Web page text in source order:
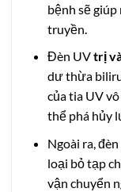
bệnh sẽ
truyền.
Đèn UVtrị
dư thừa
của tia UV
thể phá hủy
Ngoài ra,
loại bỏ tạp
vận chuyển